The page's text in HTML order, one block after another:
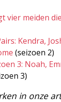
vier meiden
Kendra,
(seizoen 2)
3: Noah,
3)
in onze